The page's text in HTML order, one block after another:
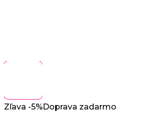
Zľava -5%Doprava zadarmo